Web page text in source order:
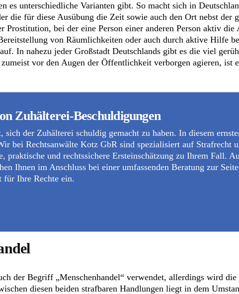
es unterschiedliche Varianten gibt. So macht sich in
die für diese Ausübung die Zeit sowie auch den Ort nebst der
Prostitution, bei der eine Person einer anderen Person aktiv
von Räumlichkeiten oder auch durch aktive Hilfe
In nahezu jeder Großstadt Deutschlands gibt es die viel
vor den Augen der Öffentlichkeit verborgen agieren, ist
Zuhälterei-Beschuldigungen
der Zuhälterei schuldig gemacht zu haben. In diesem
bei Rechtsanwälte Kotz GbR sind spezialisiert auf Strafrecht
praktische und rechtssichere Ersteinschätzung zu Ihrem Fall.
Ihnen im Anschluss bei einer umfassenden Beratung zur
für Ihre Rechte ein.
der Begriff „Menschenhandel“ verwendet, allerdings wird
diesen beiden strafbaren Handlungen liegt in dem